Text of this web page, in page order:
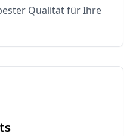
Qualität für Ihre